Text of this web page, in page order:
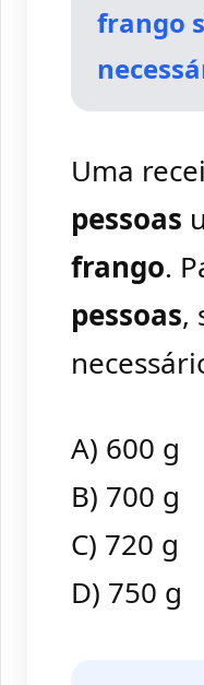
frango
Uma
pessoas
frango.
pessoas,
A) 600 g
B) 700 g
C) 720 g
D) 750 g